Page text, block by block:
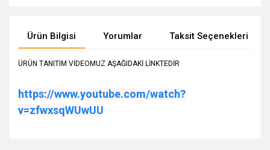
Ürün Bilgisi Yorumlar Taksit Seçenekleri
ÜRÜN TANITIM VİDEOMUZ AŞAĞIDAKİ LİNKTEDİR
https://www.youtube.com/watch?
v=zfwxsqWUwUU